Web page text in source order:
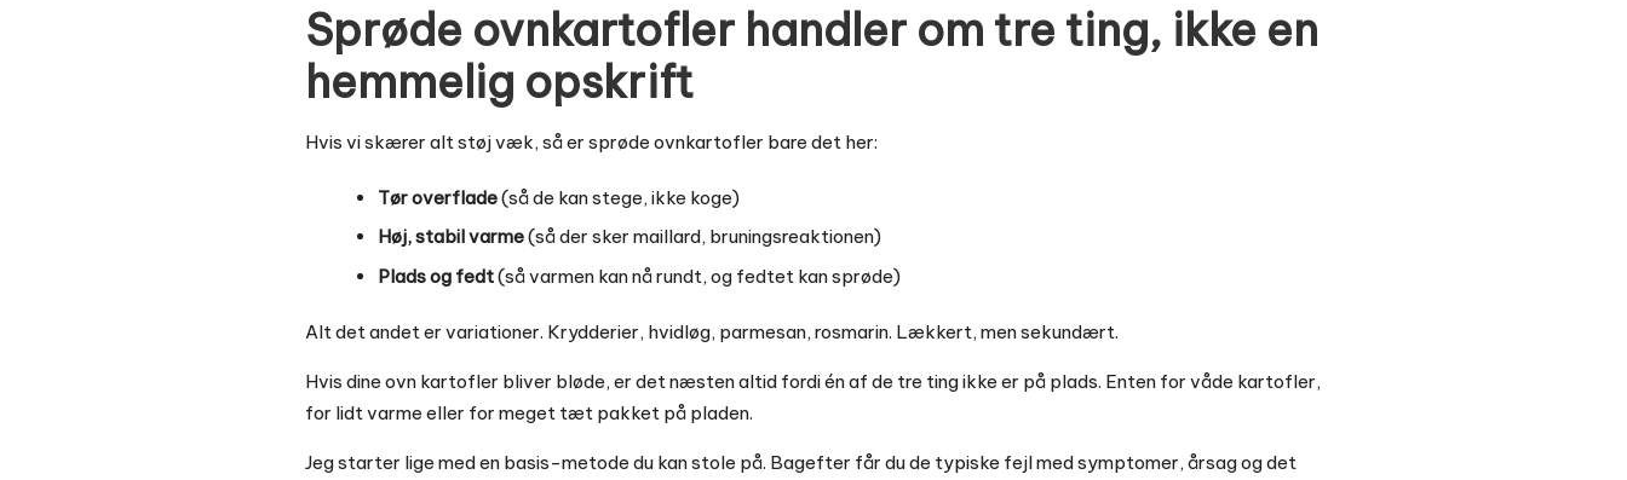
Sprøde ovnkartofler handler om tre ting, ikke en
hemmelig opskrift
Hvis vi skærer alt støj væk, så er sprøde ovnkartofler bare det her:
Tør overflade(så de kan stege, ikke koge)
Høj, stabil varme(så der sker maillard, bruningsreaktionen)
Plads og fedt(så varmen kan nå rundt, og fedtet kan sprøde)
Alt det andet er variationer. Krydderier, hvidløg, parmesan, rosmarin. Lækkert, men sekundært.
Hvis dine ovn kartofler bliver bløde, er det næsten altid fordi én af de tre ting ikke er på plads. Enten for våde kartofler,
for lidt varme eller for meget tæt pakket på pladen.
Jeg starter lige med en basis-metode du kan stole på. Bagefter får du de typiske fejl med symptomer, årsag og det